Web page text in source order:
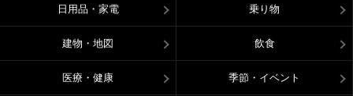
日用品・家電 乗り物
建物・地図 飲食
医療・健康 季節・イベント